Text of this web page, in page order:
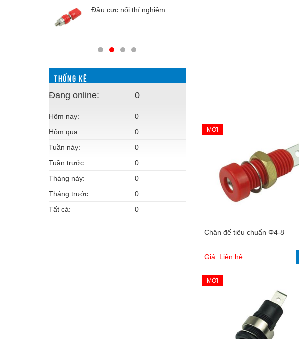
MỚI
Chân đế tiêu chuẩn Φ4-8
Giá: Liên hệ
MỚI
Đầu cực nối thí nghiệm
THỐNG KÊ
Đang online: 0
Hôm nay:
0
Hôm qua:
0
Tuần này:
0
Tuần trước:
0
Tháng này:
0
Tháng trước:
0
Tất cả:
0